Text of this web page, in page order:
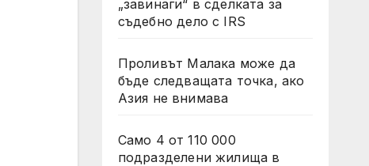
„завинаги“ в сделката за
съдебно дело с IRS
Проливът Малака може да
бъде следващата точка, ако
Азия не внимава
Само 4 от 110 000
подразделени жилища в